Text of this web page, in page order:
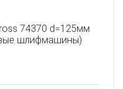
74370 d=125мм
шлифмашины)